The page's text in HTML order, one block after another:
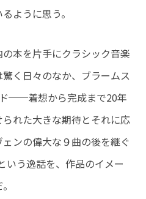
ように思う。
本を片手にクラシック音楽
く日々のなか、ブラームス
──着想から完成まで20年
れた大きな期待とそれに応
ンの偉大な９曲の後を継ぐ
う逸話を、作品のイメー